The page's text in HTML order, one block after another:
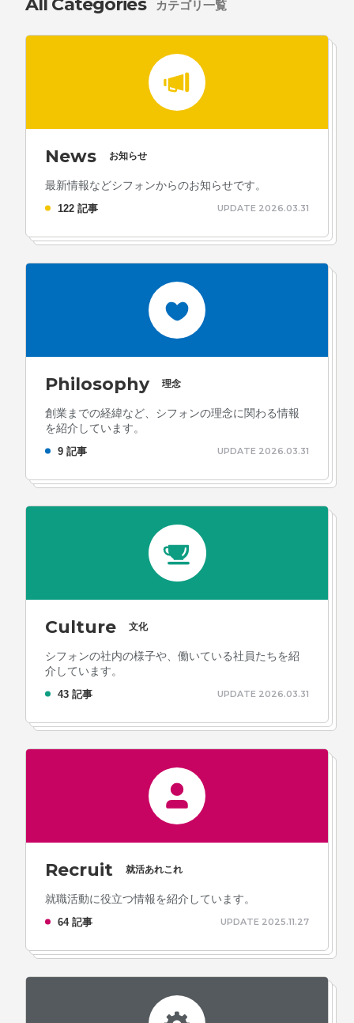
カテゴリ一覧
News お知らせ
最新情報などシフォンからのお知らせです。
122 記事 UPDATE 2026.03.31
Philosophy 理念
創業までの経緯など、シフォンの理念に関わる情報
を紹介しています。
9 記事 UPDATE 2026.03.31
Culture 文化
シフォンの社内の様子や、働いている社員たちを紹
介しています。
43 記事 UPDATE 2026.03.31
Recruit 就活あれこれ
就職活動に役立つ情報を紹介しています。
64 記事 UPDATE 2025.11.27